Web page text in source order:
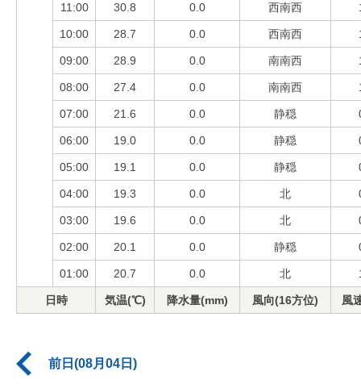
11:00 30.8 0.0 西南西
10:00 28.7 0.0 西南西
09:00 28.9 0.0 南南西
08:00 27.4 0.0 南南西
07:00 21.6 0.0 静穏
06:00 19.0 0.0 静穏
05:00 19.1 0.0 静穏
04:00 19.3 0.0 北
03:00 19.6 0.0 北
02:00 20.1 0.0 静穏
01:00 20.7 0.0 北
日時 気温(℃) 降水量(mm) 風向(16方位) 風
前日(08月04日)